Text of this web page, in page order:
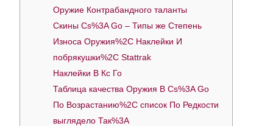
Оружие Контрабандного таланты
Скины Cs%3A Go – Типы же Степень
Износа Оружия%2C Наклейки И
побрякушки%2C Stattrak
Наклейки В Кс Го
Таблица качества Оружия В Cs%3A Go
По Возрастанию%2C список По Редкости
выглядело Так%3A